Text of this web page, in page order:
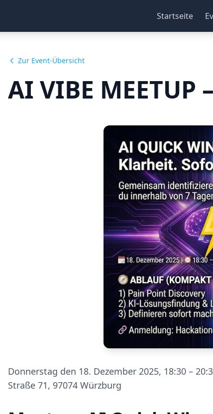
Startseite
Zur Event-Übersicht
AI VIBE MEETUP
Donnerstag den 18. Dezember 2025, 18:30 –
Straße 71, 97074 Würzburg